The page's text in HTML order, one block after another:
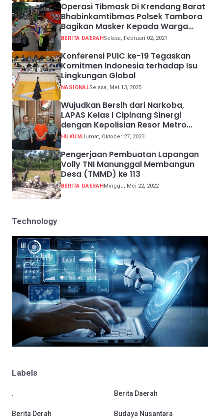
Operasi Tibmask Di Krendang Barat
Bhabinkamtibmas Polsek Tambora
Bagikan Masker Kepada Warga
Pelanggar Prokes
BERITA DAERAHSelasa, Februari 02, 2021
Konferensi PUIC ke-19 Tegaskan
Komitmen Indonesia terhadap Isu
Lingkungan Global
NASIONALSelasa, Mei 13, 2025
Wujudkan Bersih dari Narkoba,
LAPAS Kelas I Cipinang Sinergi
dengan Kepolisian Resor Metro
Jakarta Barat
HUKUMJumat, Oktober 27, 2023
Pengerjaan Pembuatan Lapangan
Volly TNI Manunggal Membangun
Desa (TMMD) ke 113
BERITA DAERAHMinggu, Mei 22, 2022
Technology
Labels
. Berita Daerah
Berita Derah Budaya Nusantara